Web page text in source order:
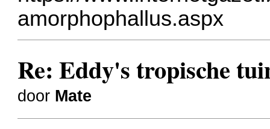
amorphophallus.aspx
Re: Eddy's tropische
door Mate